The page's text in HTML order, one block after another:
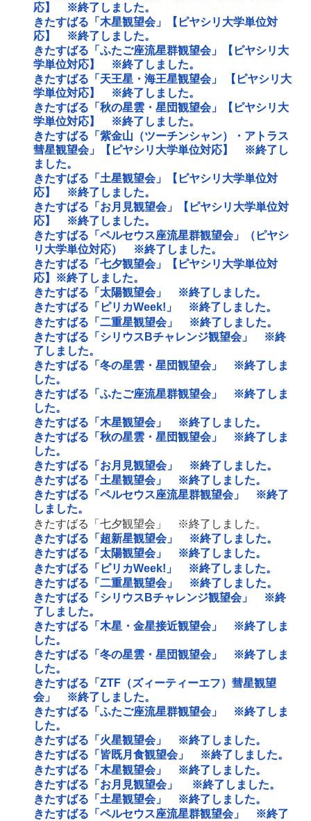
応】 ※終了しました。
きたすばる「木星観望会」【ピヤシリ大学単位対
応】 ※終了しました。
きたすばる「ふたご座流星群観望会」【ピヤシリ大
学単位対応】 ※終了しました。
きたすばる「天王星・海王星観望会」 【ピヤシリ大
学単位対応】 ※終了しました。
きたすばる「秋の星雲・星団観望会」【ピヤシリ大
学単位対応】 ※終了しました。
きたすばる「紫金山（ツーチンシャン）・アトラス
彗星観望会」【ピヤシリ大学単位対応】 ※終了し
ました。
きたすばる「土星観望会」【ピヤシリ大学単位対
応】 ※終了しました。
きたすばる「お月見観望会」【ピヤシリ大学単位対
応】 ※終了しました。
きたすばる「ペルセウス座流星群観望会」（ピヤシ
リ大学単位対応） ※終了しました。
きたすばる「七夕観望会」【ピヤシリ大学単位対
応】※終了しました。
きたすばる「太陽観望会」 ※終了しました。
きたすばる「ピリカWeek!」 ※終了しました。
きたすばる「二重星観望会」 ※終了しました。
きたすばる「シリウスBチャレンジ観望会」 ※終
了しました。
きたすばる「冬の星雲・星団観望会」 ※終了しま
した。
きたすばる「ふたご座流星群観望会」 ※終了しま
した。
きたすばる「木星観望会」 ※終了しました。
きたすばる「秋の星雲・星団観望会」 ※終了しま
した。
きたすばる「お月見観望会」 ※終了しました。
きたすばる「土星観望会」 ※終了しました。
きたすばる「ペルセウス座流星群観望会」 ※終了
しました。
きたすばる「七夕観望会」 ※終了しました。
きたすばる「超新星観望会」 ※終了しました。
きたすばる「太陽観望会」 ※終了しました。
きたすばる「ピリカWeek!」 ※終了しました。
きたすばる「二重星観望会」 ※終了しました。
きたすばる「シリウスBチャレンジ観望会」 ※終
了しました。
きたすばる「木星・金星接近観望会」 ※終了しま
した。
きたすばる「冬の星雲・星団観望会」 ※終了しま
した。
きたすばる「ZTF（ズィーティーエフ）彗星観望
会」 ※終了しました。
きたすばる「ふたご座流星群観望会」 ※終了しま
した。
きたすばる「火星観望会」 ※終了しました。
きたすばる「皆既月食観望会」 ※終了しました。
きたすばる「木星観望会」 ※終了しました。
きたすばる「お月見観望会」 ※終了しました。
きたすばる「土星観望会」 ※終了しました。
きたすばる「ペルセウス座流星群観望会」 ※終了